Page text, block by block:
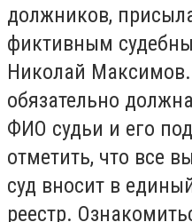
должников,
фиктивным
Николай
обязательно
ФИО судьи и его
отметить, что все
суд вносит в
реестр.